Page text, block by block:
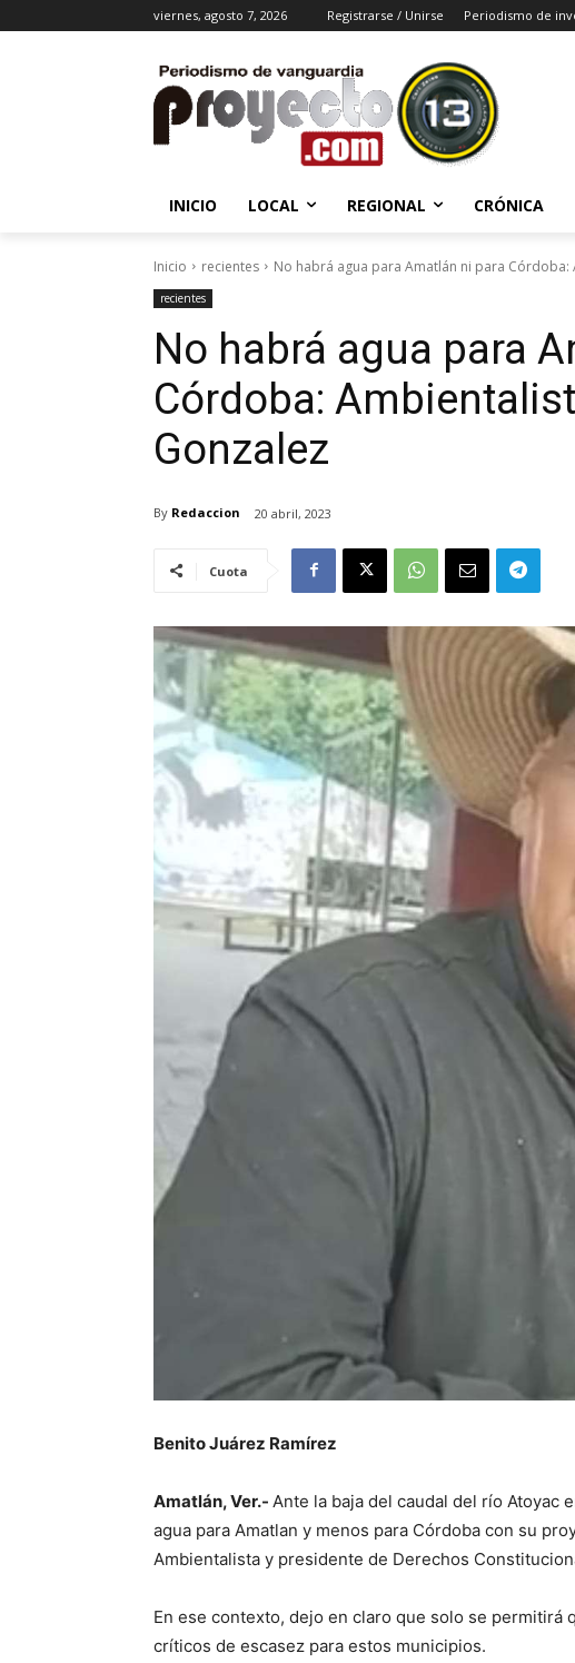
viernes, agosto 7, 2026 Registrarse / Unirse Periodismo de
INICIO LOCAL REGIONAL CRÓNICA
Inicio recientes No habrá agua para Amatlán ni para Córdoba:
recientes
No habrá agua para
Córdoba:
Gonzalez
By Redaccion 20 abril, 2023
Cuota
Benito Juárez Ramírez
Amatlán, Ver.- Ante la baja del caudal del río Atoyac
agua para Amatlan y menos para Córdoba con su
Ambientalista y presidente de Derechos
En ese contexto, dejo en claro que solo se permitirá
críticos de escasez para estos municipios.